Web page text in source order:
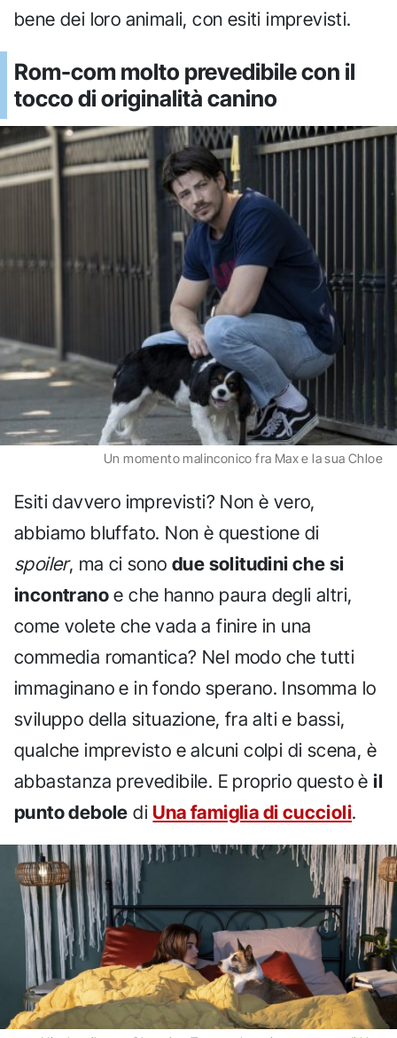
bene dei loro animali, con esiti imprevisti.
Rom-com molto prevedibile con il
tocco di originalità canino
Un momento malinconico fra Max e la sua Chloe
Esiti davvero imprevisti? Non è vero,
abbiamo bluffato. Non è questione di
spoiler, ma ci sonodue solitudini che si
incontrano e che hanno paura degli altri,
come volete che vada a finire in una
commedia romantica? Nel modo che tutti
immaginano e in fondo sperano. Insomma lo
sviluppo della situazione, fra alti e bassi,
qualche imprevisto e alcuni colpi di scena, è
abbastanza prevedibile. E proprio questo èil
punto debole di Una famiglia di cuccioli.